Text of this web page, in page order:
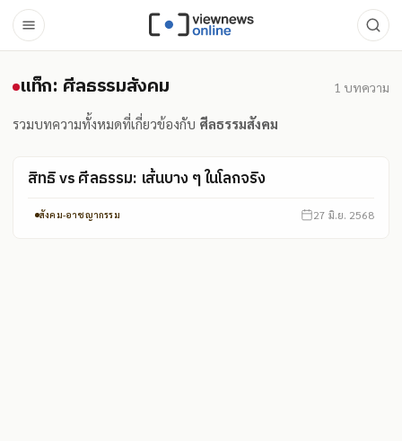
แท็ก: ศีลธรรมสังคม
แท็ก: ศีลธรรมสังคม 1 บทความ
รวมบทความทั้งหมดที่เกี่ยวข้องกับ ศีลธรรมสังคม
สิทธิ vs ศีลธรรม: เส้นบาง ๆ ในโลกจริง
สังคม-อาชญากรรม 27 มิ.ย. 2568